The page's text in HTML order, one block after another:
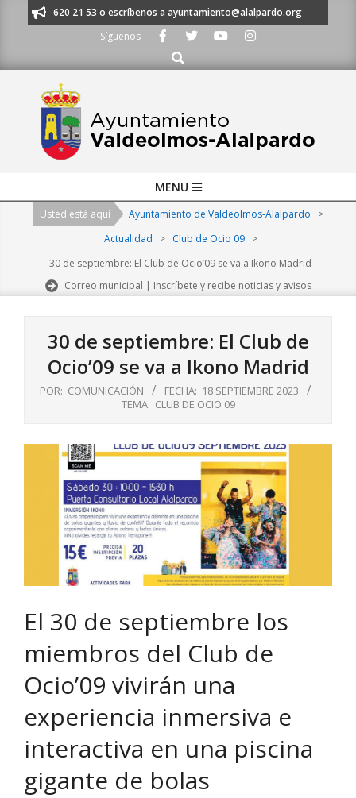
al 91 620 21 53 o escríbenos a ayuntamiento@alalpardo.org
Síguenos
Buscar
Navigation
MENU
Usted está aquí Ayuntamiento de Valdeolmos-Alalpardo
>
Actualidad
> Club de Ocio 09
>
30 de septiembre: El Club de Ocio’09 se va a Ikono Madrid
Correo municipal | Inscríbete y recibe noticias y avisos
30 de septiembre: El Club de
Ocio’09 se va a Ikono Madrid
POR: COMUNICACIÓN FECHA: 18 SEPTIEMBRE 2023
TEMA: CLUB DE OCIO 09
El 30 de septiembre los
miembros del Club de
Ocio’09 vivirán una
experiencia inmersiva e
interactiva en una piscina
gigante de bolas